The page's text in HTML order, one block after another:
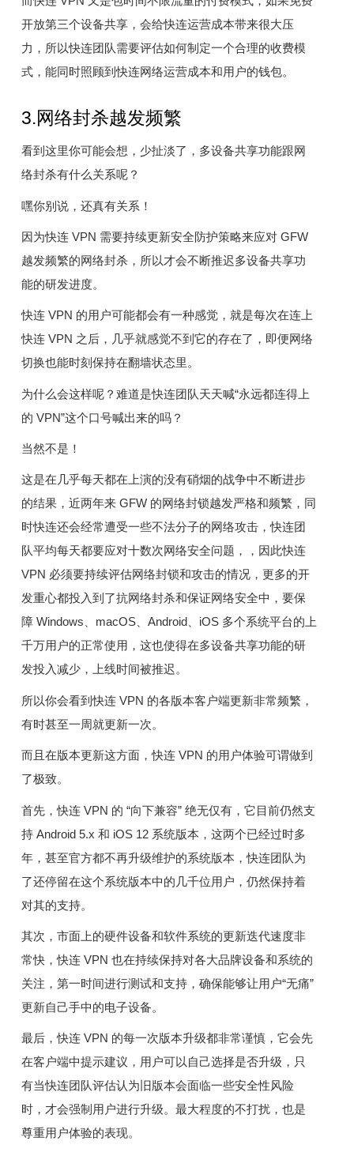
开放第三个设备共享，会给快连运营成本带来很大压
力，所以快连团队需要评估如何制定一个合理的收费模
式，能同时照顾到快连网络运营成本和用户的钱包。
3.网络封杀越发频繁
看到这里你可能会想，少扯淡了，多设备共享功能跟网
络封杀有什么关系呢？
嘿你别说，还真有关系！
因为快连 VPN 需要持续更新安全防护策略来应对 GFW
越发频繁的网络封杀，所以才会不断推迟多设备共享功
能的研发进度。
快连 VPN 的用户可能都会有一种感觉，就是每次在连上
快连 VPN 之后，几乎就感觉不到它的存在了，即便网络
切换也能时刻保持在翻墙状态里。
为什么会这样呢？难道是快连团队天天喊“永远都连得上
的 VPN”这个口号喊出来的吗？
当然不是！
这是在几乎每天都在上演的没有硝烟的战争中不断进步
的结果，近两年来 GFW 的网络封锁越发严格和频繁，同
时快连还会经常遭受一些不法分子的网络攻击，快连团
队平均每天都要应对十数次网络安全问题，，因此快连
VPN 必须要持续评估网络封锁和攻击的情况，更多的开
发重心都投入到了抗网络封杀和保证网络安全中，要保
障 Windows、macOS、Android、iOS 多个系统平台的上
千万用户的正常使用，这也使得在多设备共享功能的研
发投入减少，上线时间被推迟。
所以你会看到快连 VPN 的各版本客户端更新非常频繁，
有时甚至一周就更新一次。
而且在版本更新这方面，快连 VPN 的用户体验可谓做到
了极致。
首先，快连 VPN 的 “向下兼容” 绝无仅有，它目前仍然支
持 Android 5.x 和 iOS 12 系统版本，这两个已经过时多
年，甚至官方都不再升级维护的系统版本，快连团队为
了还停留在这个系统版本中的几千位用户，仍然保持着
对其的支持。
其次，市面上的硬件设备和软件系统的更新迭代速度非
常快，快连 VPN 也在持续保持对各大品牌设备和系统的
关注，第一时间进行测试和支持，确保能够让用户“无痛”
更新自己手中的电子设备。
最后，快连 VPN 的每一次版本升级都非常谨慎，它会先
在客户端中提示建议，用户可以自己选择是否升级，只
有当快连团队评估认为旧版本会面临一些安全性风险
时，才会强制用户进行升级。最大程度的不打扰，也是
尊重用户体验的表现。